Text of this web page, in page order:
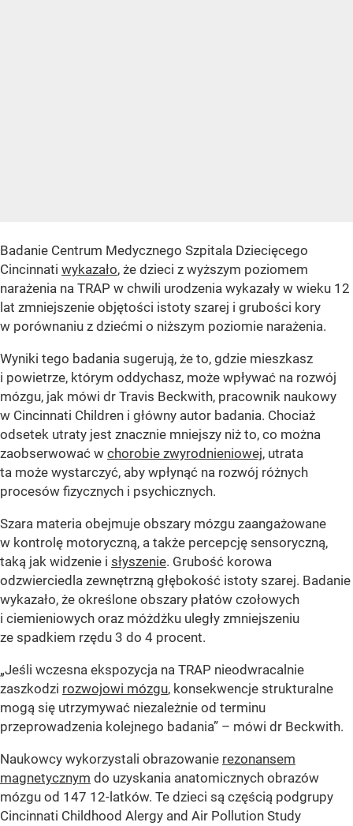
Badanie Centrum Medycznego Szpitala Dziecięcego
Cincinnati wykazało, że dzieci z wyższym poziomem
narażenia na TRAP w chwili urodzenia wykazały w wieku 12
lat zmniejszenie objętości istoty szarej i grubości kory
w porównaniu z dziećmi o niższym poziomie narażenia.
Wyniki tego badania sugerują, że to, gdzie mieszkasz
i powietrze, którym oddychasz, może wpływać na rozwój
mózgu, jak mówi dr Travis Beckwith, pracownik naukowy
w Cincinnati Children i główny autor badania. Chociaż
odsetek utraty jest znacznie mniejszy niż to, co można
zaobserwować w chorobie zwyrodnieniowej, utrata
ta może wystarczyć, aby wpłynąć na rozwój różnych
procesów fizycznych i psychicznych.
Szara materia obejmuje obszary mózgu zaangażowane
w kontrolę motoryczną, a także percepcję sensoryczną,
taką jak widzenie i słyszenie. Grubość korowa
odzwierciedla zewnętrzną głębokość istoty szarej. Badanie
wykazało, że określone obszary płatów czołowych
i ciemieniowych oraz móżdżku uległy zmniejszeniu
ze spadkiem rzędu 3 do 4 procent.
„Jeśli wczesna ekspozycja na TRAP nieodwracalnie
zaszkodzi rozwojowi mózgu, konsekwencje strukturalne
mogą się utrzymywać niezależnie od terminu
przeprowadzenia kolejnego badania” – mówi dr Beckwith.
Naukowcy wykorzystali obrazowanie rezonansem
magnetycznym do uzyskania anatomicznych obrazów
mózgu od 147 12-latków. Te dzieci są częścią podgrupy
Cincinnati Childhood Alergy and Air Pollution Study